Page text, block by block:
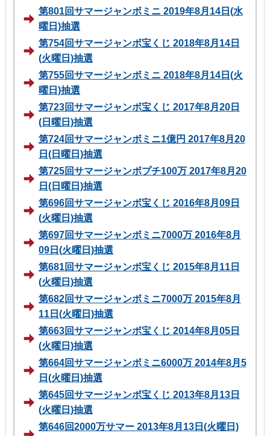
第801回サマージャンボミニ 2019年8月14日(水
曜日)抽選
第754回サマージャンボ宝くじ 2018年8月14日
(火曜日)抽選
第755回サマージャンボミニ 2018年8月14日(火
曜日)抽選
第723回サマージャンボ宝くじ 2017年8月20日
(日曜日)抽選
第724回サマージャンボミニ1億円 2017年8月20
日(日曜日)抽選
第725回サマージャンボプチ100万 2017年8月20
日(日曜日)抽選
第696回サマージャンボ宝くじ 2016年8月09日
(火曜日)抽選
第697回サマージャンボミニ7000万 2016年8月
09日(火曜日)抽選
第681回サマージャンボ宝くじ 2015年8月11日
(火曜日)抽選
第682回サマージャンボミニ7000万 2015年8月
11日(火曜日)抽選
第663回サマージャンボ宝くじ 2014年8月05日
(火曜日)抽選
第664回サマージャンボミニ6000万 2014年8月5
日(火曜日)抽選
第645回サマージャンボ宝くじ 2013年8月13日
(火曜日)抽選
第646回2000万サマー 2013年8月13日(火曜日)